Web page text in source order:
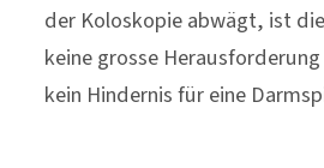
der Koloskopie abwägt, ist
keine grosse
kein Hindernis für eine